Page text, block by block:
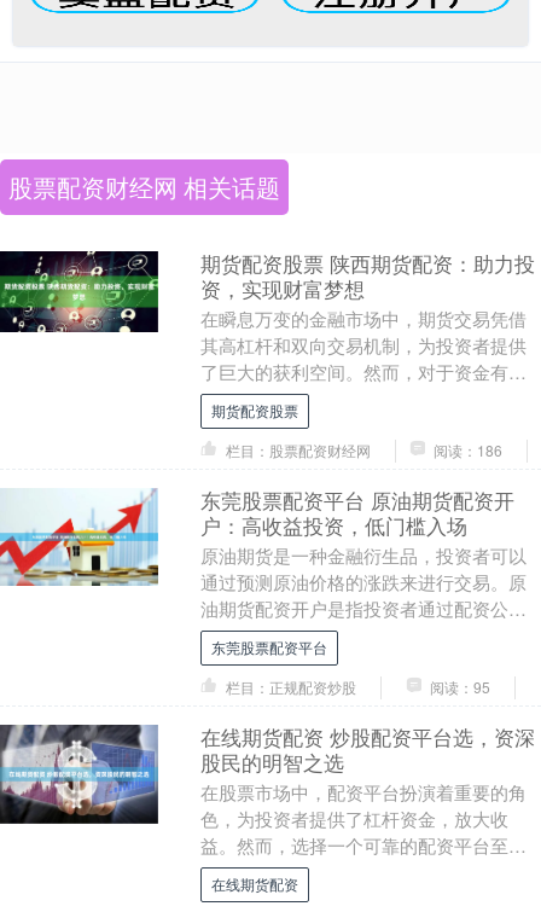
股票配资财经网 相关话题
期货配资股票 陕西期货配资：助力投
资，实现财富梦想
在瞬息万变的金融市场中，期货交易凭借
其高杠杆和双向交易机制，为投资者提供
了巨大的获利空间。然而，对于资金有限
的投资者来说期货配资股票，期货配资无
疑是实现财富梦想....
期货配资股票
栏目：股票配资财经网
阅读：186
东莞股票配资平台 原油期货配资开
户：高收益投资，低门槛入场
原油期货是一种金融衍生品，投资者可以
通过预测原油价格的涨跌来进行交易。原
油期货配资开户是指投资者通过配资公司
借入资金东莞股票配资平台，放大交易资
金，从而提高投资....
东莞股票配资平台
栏目：正规配资炒股
阅读：95
在线期货配资 炒股配资平台选，资深
股民的明智之选
在股票市场中，配资平台扮演着重要的角
色，为投资者提供了杠杆资金，放大收
益。然而，选择一个可靠的配资平台至关
重要在线期货配资，直接关系到投资者的
资金安全和收益率。....
在线期货配资